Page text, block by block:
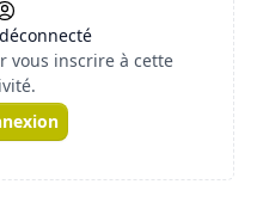
vous inscrire à cette